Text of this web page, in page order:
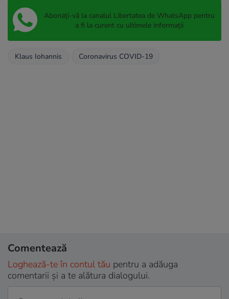
Abonați-vă la canalul Libertatea de WhatsApp pentru
a fi la curent cu ultimele informații
Klaus Iohannis Coronavirus COVID-19
Comentează
Loghează-te în contul tău pentru a adăuga
comentarii și a te alătura dialogului.